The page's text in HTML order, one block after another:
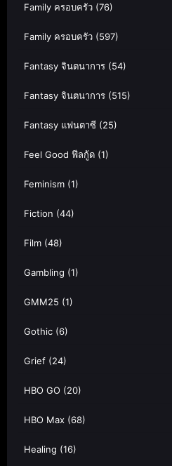
Family ครอบครัว (76)
Family ครอบครัว (597)
Fantasy จินตนาการ (54)
Fantasy จินตนาการ (515)
Fantasy แฟนตาซี (25)
Feel Good ฟีลกู้ด (1)
Feminism (1)
Fiction (44)
Film (48)
Gambling (1)
GMM25 (1)
Gothic (6)
Grief (24)
HBO GO (20)
HBO Max (68)
Healing (16)